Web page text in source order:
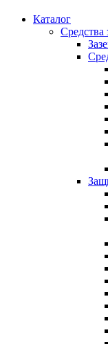
Каталог
Средства